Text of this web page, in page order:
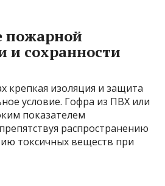
пожарной
и сохранности
крепкая изоляция и защита
условие. Гофра из ПВХ или
показателем
распространению
токсичных веществ при